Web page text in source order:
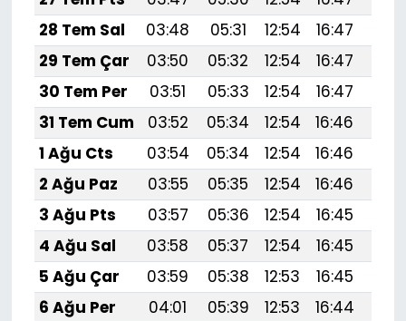
28 Tem Sal
03:48 05:31 12:54 16:47
29 Tem Çar
03:50 05:32 12:54 16:47
30 Tem Per
03:51 05:33 12:54 16:47
31 Tem Cum
03:52 05:34 12:54 16:46
1 Ağu Cts
03:54 05:34 12:54 16:46
2 Ağu Paz
03:55 05:35 12:54 16:46
3 Ağu Pts
03:57 05:36 12:54 16:45
4 Ağu Sal
03:58 05:37 12:54 16:45
5 Ağu Çar
03:59 05:38 12:53 16:45
6 Ağu Per
04:01 05:39 12:53 16:44